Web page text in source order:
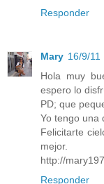
Responder
Mary 16/9/11
Hola muy
espero lo
PD; que
Yo tengo una
Felicitarte
mejor.
http://
Responder